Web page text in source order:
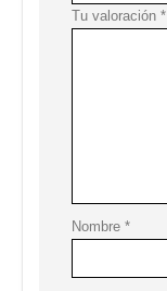
Tu valoración *
Nombre *